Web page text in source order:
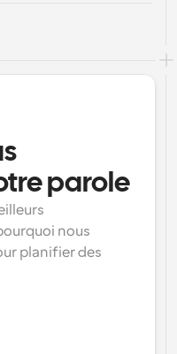
parole
nous
planifier des